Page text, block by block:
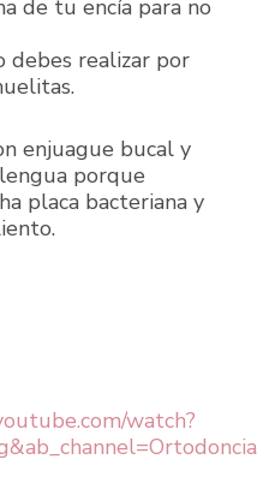
de tu encía para no
debes realizar por
enjuague bucal y
porque
placa bacteriana y
watch?